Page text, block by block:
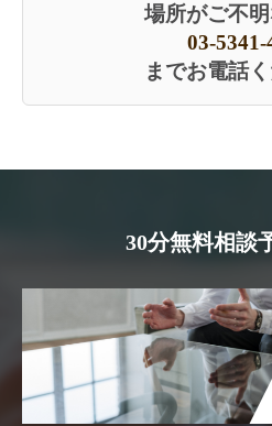
場所がご不
03-5341-
までお電話く
30分無料相談